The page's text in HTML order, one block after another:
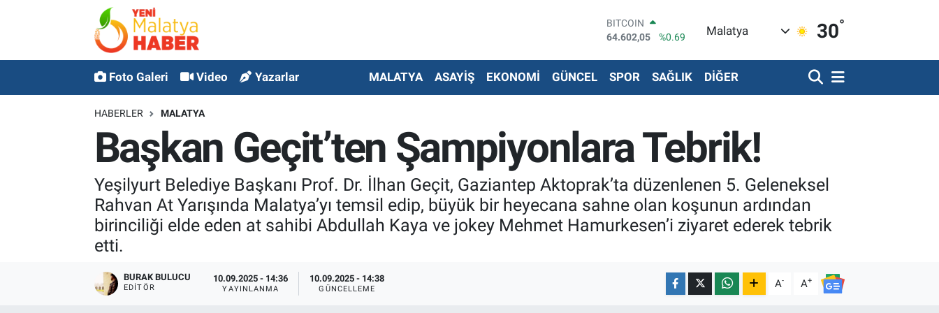
DOLAR
47,5986
%0.06
STERLİN
64,2438
%0.21
BİST100
13.768
BITCOIN
64.602,05
%0.69
Malatya 30°
Foto Galeri Video Yazarlar MALATYA ASAYİŞ EKONOMİ GÜNCEL SPOR SAĞLIK DİĞER
HABERLER MALATYA
Başkan Geçit’ten Şampiyonlara Tebrik!
Yeşilyurt Belediye Başkanı Prof. Dr. İlhan Geçit, Gaziantep Aktoprak’ta düzenlenen 5. Geleneksel
Rahvan At Yarışında Malatya’yı temsil edip, büyük bir heyecana sahne olan koşunun ardından
birinciliği elde eden at sahibi Abdullah Kaya ve jokey Mehmet Hamurkesen’i ziyaret ederek tebrik
etti.
BURAK BULUCU
EDITÖR
10.09.2025 - 14:36
YAYINLANMA
10.09.2025 - 14:38
GÜNCELLEME A- A+
Malatya Nöbetçi Eczaneler
Malatya Trafik Yoğunluk Haritası
Süper Lig Puan Durumu ve Fikstür
Tüm Manşetler